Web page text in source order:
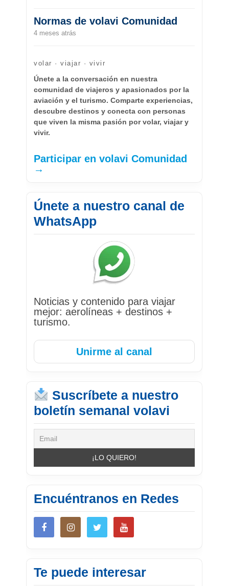
Normas de volavi Comunidad
4 meses atrás
volar · viajar · vivir
Únete a la conversación en nuestra
comunidad de viajeros y apasionados por la
aviación y el turismo. Comparte experiencias,
descubre destinos y conecta con personas
que viven la misma pasión por volar, viajar y
vivir.
Participar en volavi Comunidad
→
Únete a nuestro canal de
WhatsApp
Noticias y contenido para viajar
mejor: aerolíneas + destinos +
turismo.
Unirme al canal
Suscríbete a nuestro
boletín semanal volavi
Encuéntranos en Redes
Te puede interesar